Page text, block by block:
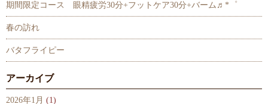
期間限定コース 眼精疲労30分+フットケア30分+バーム♬*゜
春の訪れ
バタフライピー
アーカイブ
2026年1月 (1)